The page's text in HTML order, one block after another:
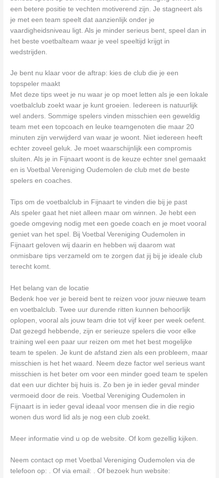
een betere positie te vechten motiverend zijn. Je stagneert als
je met een team speelt dat aanzienlijk onder je
vaardigheidsniveau ligt. Als je minder serieus bent, speel dan in
het beste voetbalteam waar je veel speeltijd krijgt in
wedstrijden.
Je bent nu klaar voor de aftrap: kies de club die je een
topspeler maakt
Met deze tips weet je nu waar je op moet letten als je een lokale
voetbalclub zoekt waar je kunt groeien. Iedereen is natuurlijk
wel anders. Sommige spelers vinden misschien een geweldig
team met een topcoach en leuke teamgenoten die maar 20
minuten zijn verwijderd van waar je woont. Niet iedereen heeft
echter zoveel geluk. Je moet waarschijnlijk een compromis
sluiten. Als je in Fijnaart woont is de keuze echter snel gemaakt
en is Voetbal Vereniging Oudemolen de club met de beste
spelers en coaches.
Tips om de voetbalclub in Fijnaart te vinden die bij je past
Als speler gaat het niet alleen maar om winnen. Je hebt een
goede omgeving nodig met een goede coach en je moet vooral
geniet van het spel. Bij Voetbal Vereniging Oudemolen in
Fijnaart geloven wij daarin en hebben wij daarom wat
onmisbare tips verzameld om te zorgen dat jij bij je ideale club
terecht komt.
Het belang van de locatie
Bedenk hoe ver je bereid bent te reizen voor jouw nieuwe team
en voetbalclub. Twee uur durende ritten kunnen behoorlijk
oplopen, vooral als jouw team drie tot vijf keer per week oefent.
Dat gezegd hebbende, zijn er serieuze spelers die voor elke
training wel een paar uur reizen om met het best mogelijke
team te spelen. Je kunt de afstand zien als een probleem, maar
misschien is het het waard. Neem deze factor wel serieus want
misschien is het beter om voor een minder goed team te spelen
dat een uur dichter bij huis is. Zo ben je in ieder geval minder
vermoeid door de reis. Voetbal Vereniging Oudemolen in
Fijnaart is in ieder geval ideaal voor mensen die in die regio
wonen dus word lid als je nog een club zoekt.
Meer informatie vind u op de website. Of kom gezellig kijken.
Neem contact op met Voetbal Vereniging Oudemolen via de
telefoon op: . Of via email:
. Of bezoek hun website: